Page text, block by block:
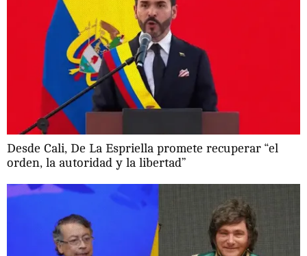
Desde Cali, De La Espriella promete recuperar “el
orden, la autoridad y la libertad”